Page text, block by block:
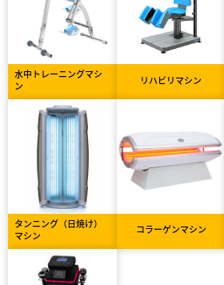
水中トレーニングマシ
ン
リハビリマシン
タンニング（日焼け）
マシン
コラーゲンマシン